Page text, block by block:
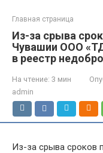
Главная страница
Из-за срыва
Чувашии ООО
в реестр
На чтение: 3 мин
admin
Из-за срыва сроков